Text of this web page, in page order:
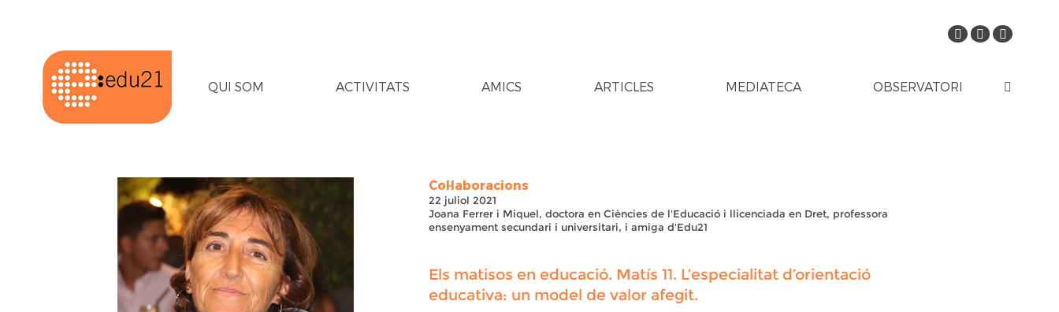
QUI SOM ACTIVITATS AMICS ARTICLES MEDIATECA OBSERVATORI
Col·laboracions
22 juliol 2021
Joana Ferrer i Miquel, doctora en Ciències de l'Educació i llicenciada en Dret, professora
ensenyament secundari i universitari, i amiga d'Edu21
Els matisos en educació. Matís 11. L’especialitat d’orientació
educativa: un model de valor afegit.